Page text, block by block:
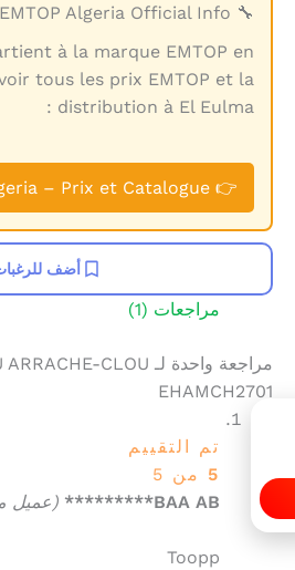
🔧 EMTOP Algeria Official Info
à la marque EMTOP en
tous les prix EMTOP et la
distribution à El Eulma :
👉 Voir EMTOP Algeria – Prix et Catalogue
أضف
مراجعات (1)
مراجعة واحدة لـ ARRACHE-CLOU
EHAMCH2701
تم التقييم
5 من 5
BAA AB*********
(عميل
Toopp